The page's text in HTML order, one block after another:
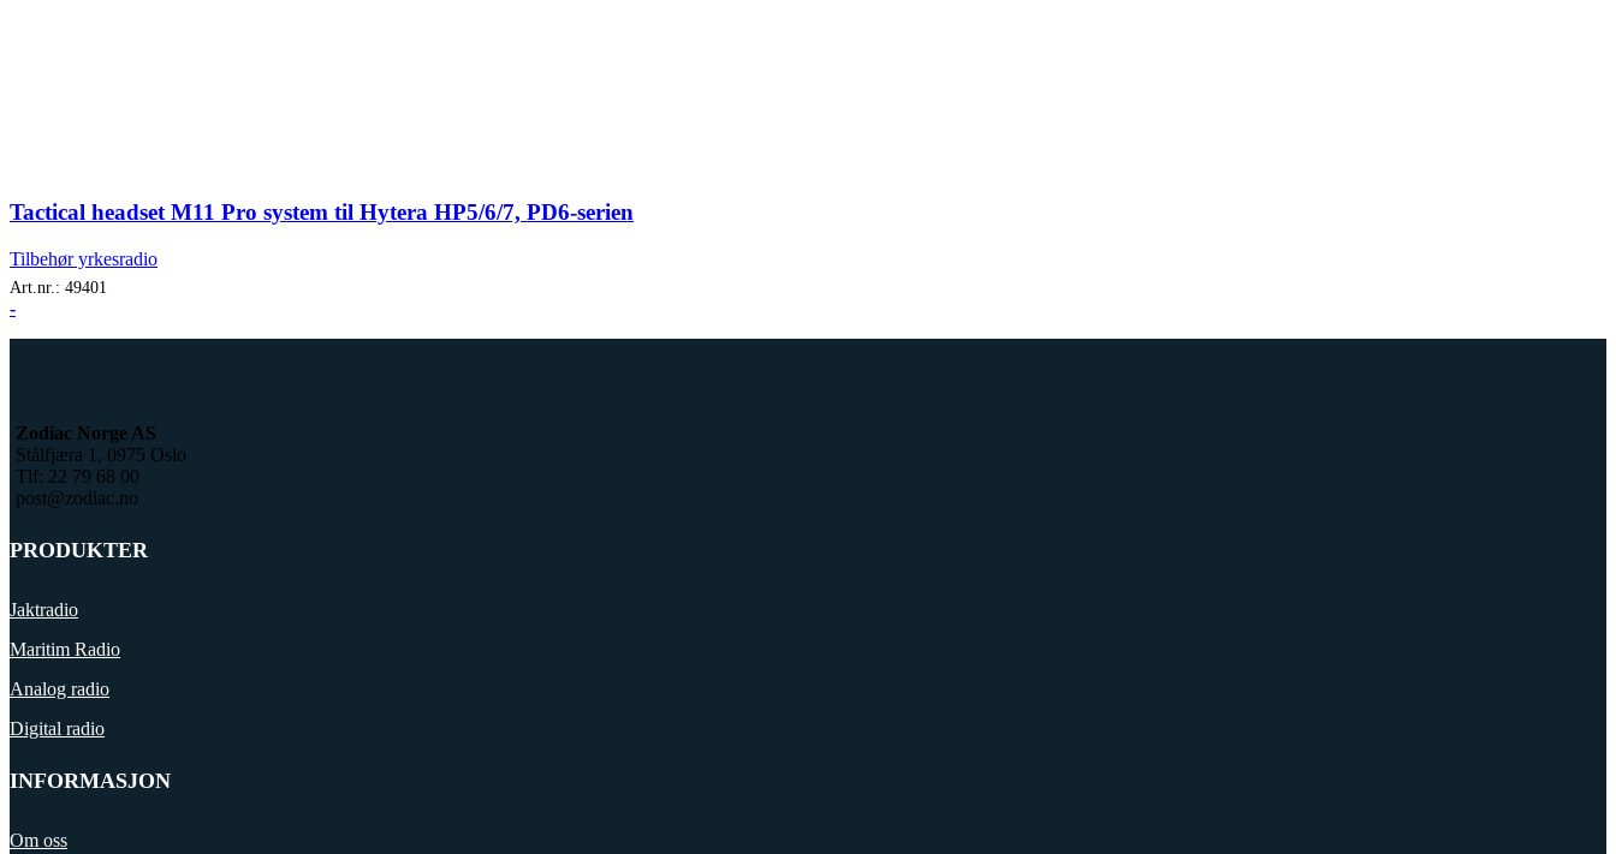
Tactical headset M11 Pro system til Hytera HP5/6/7, PD6-serien
Tilbehør yrkesradio
Art.nr.: 49401
-
Zodiac Norge AS
Stålfjæra 1, 0975 Oslo
Tlf: 22 79 68 00
post@zodiac.no
PRODUKTER
Jaktradio
Maritim Radio
Analog radio
Digital radio
INFORMASJON
Om oss